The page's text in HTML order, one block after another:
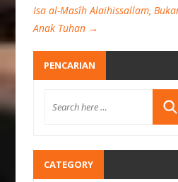
Isa al-Masîh Alaihissallam,
Anak Tuhan →
PENCARIAN
CATEGORY